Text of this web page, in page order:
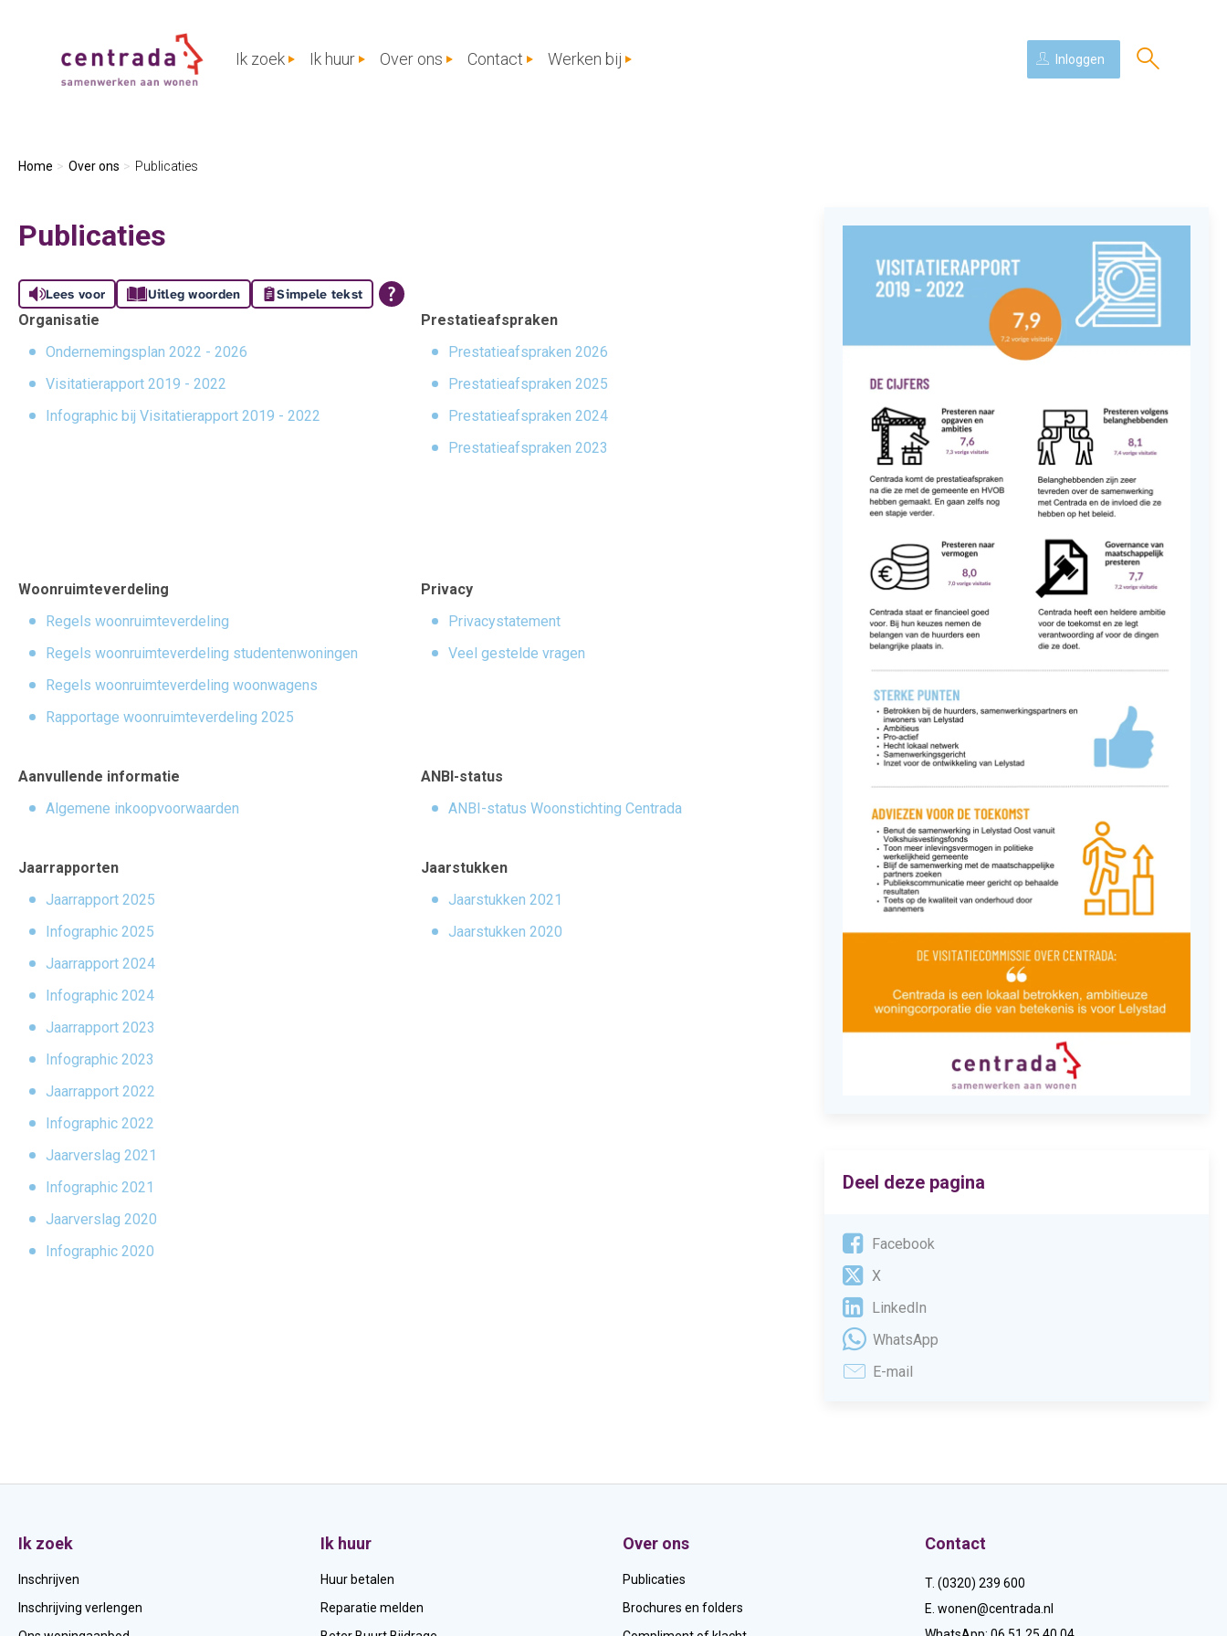
Naar de homepage
Ik zoek Ik huur Over ons Contact Werken bij Inloggen
Home Over ons Publicaties
Publicaties
Lees voor Uitleg woorden Simpele tekst
Organisatie
Ondernemingsplan 2022 - 2026
Visitatierapport 2019 - 2022
Infographic bij Visitatierapport 2019 - 2022
Prestatieafspraken
Prestatieafspraken 2026
Prestatieafspraken 2025
Prestatieafspraken 2024
Prestatieafspraken 2023
Woonruimteverdeling
Regels woonruimteverdeling
Regels woonruimteverdeling studentenwoningen
Regels woonruimteverdeling woonwagens
Rapportage woonruimteverdeling 2025
Privacy
Privacystatement
Veel gestelde vragen
Aanvullende informatie
Algemene inkoopvoorwaarden
ANBI-status
ANBI-status Woonstichting Centrada
Jaarrapporten
Jaarrapport 2025
Infographic 2025
Jaarrapport 2024
Infographic 2024
Jaarrapport 2023
Infographic 2023
Jaarrapport 2022
Infographic 2022
Jaarverslag 2021
Infographic 2021
Jaarverslag 2020
Infographic 2020
Jaarstukken
Jaarstukken 2021
Jaarstukken 2020
Deel deze pagina
Facebook
X
LinkedIn
WhatsApp
E-mail
Contactinformatie
Ik zoek
Inschrijven
Inschrijving verlengen
Ik huur
Huur betalen
Reparatie melden
Over ons
Publicaties
Brochures en folders
Contact
T. (0320) 239 600
E. wonen@centrada.nl